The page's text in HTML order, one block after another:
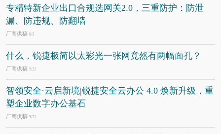
专精特新企业出口合规选网关2.0，三重防护：防泄
漏、防违规、防翻墙
厂商供稿 8/3
什么，锐捷极简以太彩光一张网竟然有两幅面孔？
厂商供稿 5/22
智领安全·云启新境|锐捷安全云办公 4.0 焕新升级，重
塑企业数字办公基石
厂商供稿 5/21